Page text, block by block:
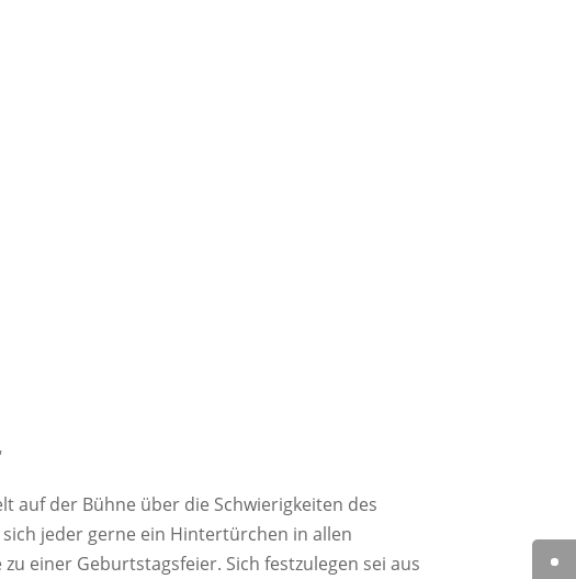
auf der Bühne über die Schwierigkeiten des
jeder gerne ein Hintertürchen in allen
einer Geburtstagsfeier. Sich festzulegen sei aus